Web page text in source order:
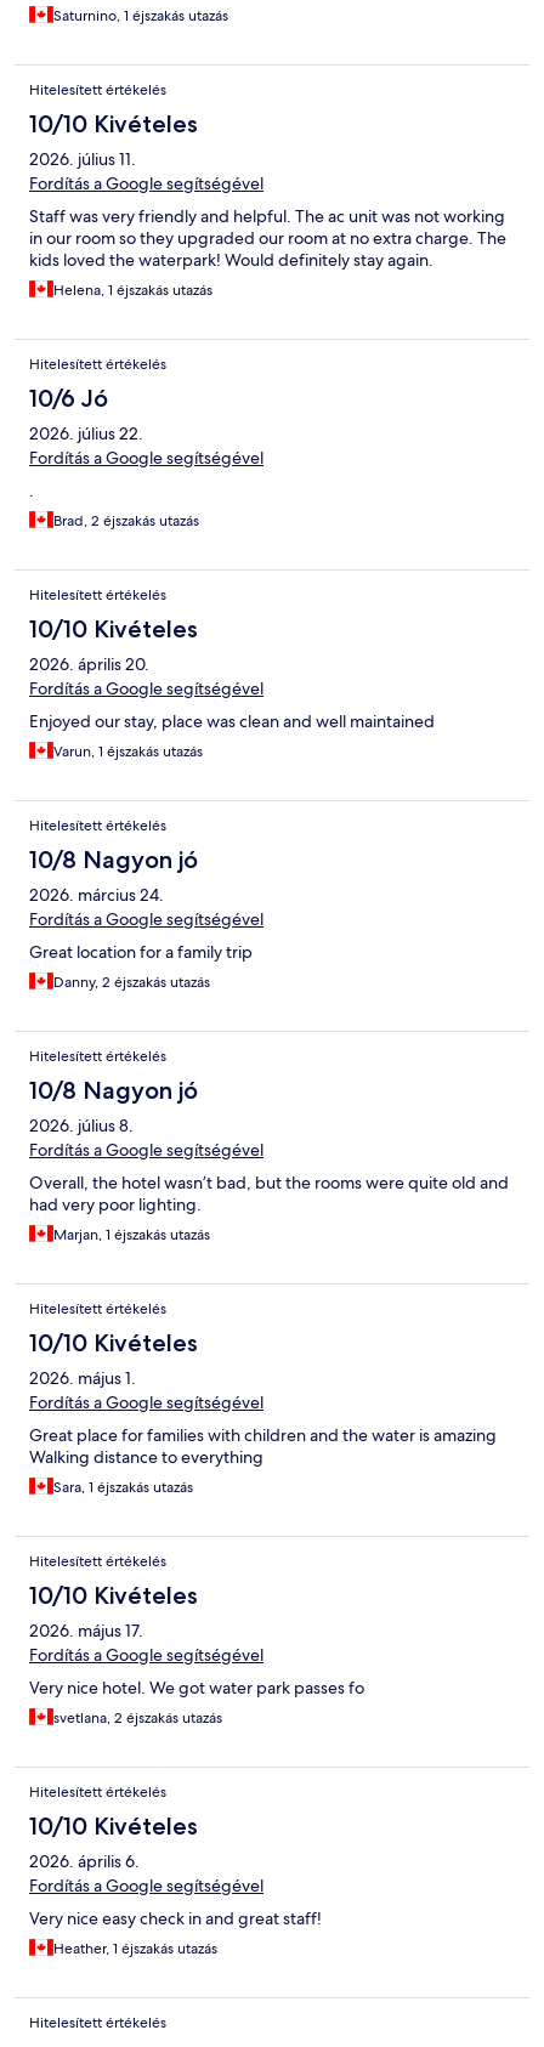
Saturnino, 1 éjszakás utazás
Hitelesített értékelés
10/10 Kivételes
2026. július 11.
Fordítás a Google segítségével
Staff was very friendly and helpful. The ac unit was not working
in our room so they upgraded our room at no extra charge. The
kids loved the waterpark! Would definitely stay again.
Helena, 1 éjszakás utazás
Hitelesített értékelés
10/6 Jó
2026. július 22.
Fordítás a Google segítségével
.
Brad, 2 éjszakás utazás
Hitelesített értékelés
10/10 Kivételes
2026. április 20.
Fordítás a Google segítségével
Enjoyed our stay, place was clean and well maintained
Varun, 1 éjszakás utazás
Hitelesített értékelés
10/8 Nagyon jó
2026. március 24.
Fordítás a Google segítségével
Great location for a family trip
Danny, 2 éjszakás utazás
Hitelesített értékelés
10/8 Nagyon jó
2026. július 8.
Fordítás a Google segítségével
Overall, the hotel wasn’t bad, but the rooms were quite old and
had very poor lighting.
Marjan, 1 éjszakás utazás
Hitelesített értékelés
10/10 Kivételes
2026. május 1.
Fordítás a Google segítségével
Great place for families with children and the water is amazing
Walking distance to everything
Sara, 1 éjszakás utazás
Hitelesített értékelés
10/10 Kivételes
2026. május 17.
Fordítás a Google segítségével
Very nice hotel. We got water park passes fo
svetlana, 2 éjszakás utazás
Hitelesített értékelés
10/10 Kivételes
2026. április 6.
Fordítás a Google segítségével
Very nice easy check in and great staff!
Heather, 1 éjszakás utazás
Hitelesített értékelés